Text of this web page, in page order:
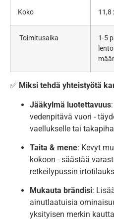
Koko 11,8
Toimitusaika
1-5
✅ Miksi tehdä yhteistyötä
Jääkylmä luotettavuus
vedenpitävä vuori -
vaellukselle tai
Taita & mene: Kevyt
kokoon - säästää
retkeilypussin
Mukauta brändisi:
ainutlaatuisia
yksityisen merkin